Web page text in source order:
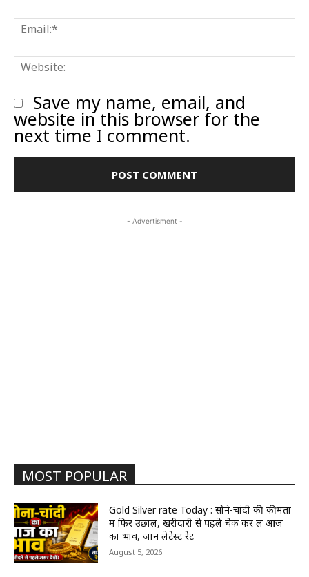
Save my name, email, and
website in this browser for the
next time I comment.
- Advertisment -
MOST POPULAR
Gold Silver rate Today : सोने-चांदी की कीमतों
में फिर उछाल, खरीदारी से पहले चेक कर लें आज
का भाव, जानें लेटेस्ट रेट
August 5, 2026